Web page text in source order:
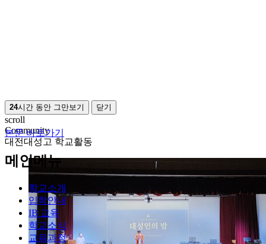
24시간 동안 그만보기 닫기
본문 바로가기
메인메뉴
학교소개
입학안내
IB 교육
학교소식
교육과정
scroll
Community
대전대성고 학교활동